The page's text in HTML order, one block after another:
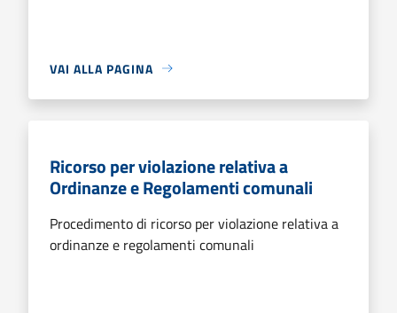
VAI ALLA PAGINA
Ricorso per violazione relativa a
Ordinanze e Regolamenti comunali
Procedimento di ricorso per violazione relativa a
ordinanze e regolamenti comunali